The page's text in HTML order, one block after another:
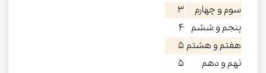
سوم و چهارم
۳
پنجم و ششم ۴
هفتم و هشتم ۵
نهم و دهم
۵